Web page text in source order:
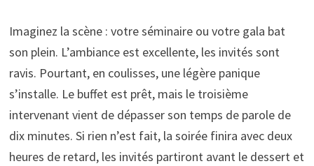
Imaginez la scène : votre séminaire ou votre gala bat
son plein. L’ambiance est excellente, les invités sont
ravis. Pourtant, en coulisses, une légère panique
s’installe. Le buffet est prêt, mais le troisième
intervenant vient de dépasser son temps de parole de
dix minutes. Si rien n’est fait, la soirée finira avec deux
heures de retard, les invités partiront avant le dessert et